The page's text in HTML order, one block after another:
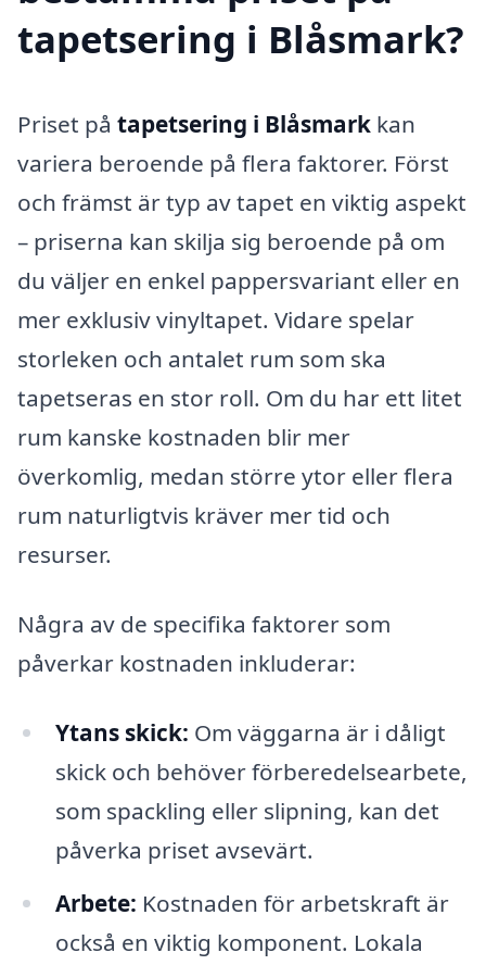
tapetsering i Blåsmark?
Priset på tapetsering i Blåsmark kan
variera beroende på flera faktorer. Först
och främst är typ av tapet en viktig aspekt
– priserna kan skilja sig beroende på om
du väljer en enkel pappersvariant eller en
mer exklusiv vinyltapet. Vidare spelar
storleken och antalet rum som ska
tapetseras en stor roll. Om du har ett litet
rum kanske kostnaden blir mer
överkomlig, medan större ytor eller flera
rum naturligtvis kräver mer tid och
resurser.
Några av de specifika faktorer som
påverkar kostnaden inkluderar:
Ytans skick: Om väggarna är i dåligt
skick och behöver förberedelsearbete,
som spackling eller slipning, kan det
påverka priset avsevärt.
Arbete: Kostnaden för arbetskraft är
också en viktig komponent. Lokala